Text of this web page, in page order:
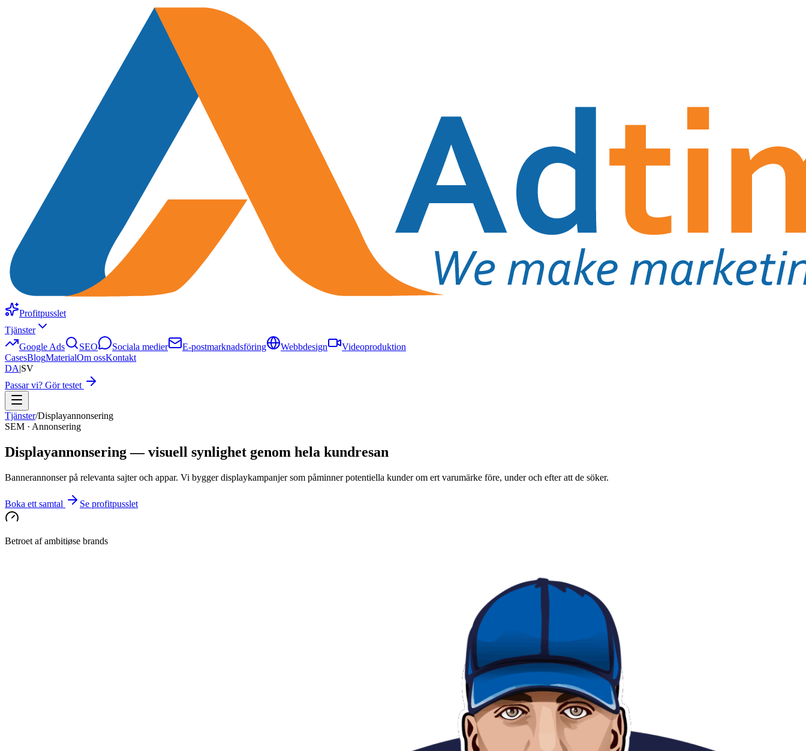
Profitpusslet
Tjänster
Google Ads
SEO Sociala medier E-postmarknadsföring Webbdesign
Videoproduktion
CasesBlogMaterialOm ossKontakt
DA|SV
Passar vi? Gör testet
Tjänster/Displayannonsering
SEM · Annonsering
Displayannonsering — visuell synlighet genom hela kundresan
Bannerannonser på relevanta sajter och appar. Vi bygger displaykampanjer som påminner potentiella kunder om ert varumärke före, under och efter att de söker.
Boka ett samtal Se profitpusslet
Betroet af ambitiøse brands